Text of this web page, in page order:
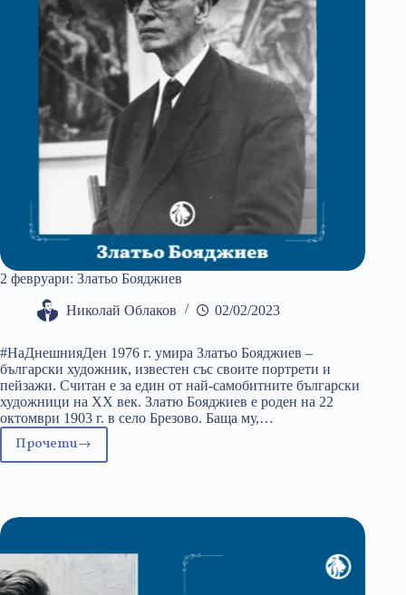
2 февруари: Златьо Бояджиев
Николай Облаков 02/02/2023
#НаДнешнияДен 1976 г. умира Златьо Бояджиев –
български художник, известен със своите портрети и
пейзажи. Считан е за един от най-самобитните български
художници на XX век. Златю Бояджиев е роден на 22
октомври 1903 г. в село Брезово. Баща му,…
Прочети
2